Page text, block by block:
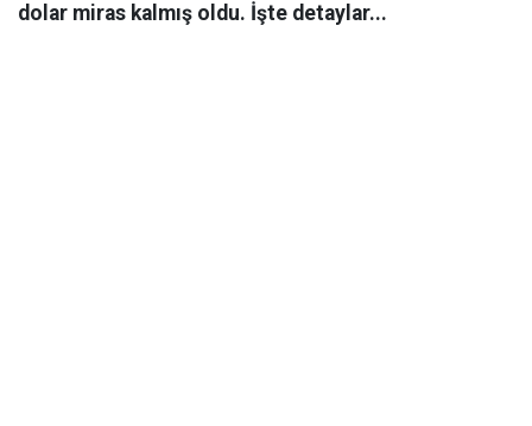
dolar miras kalmış oldu. İşte detaylar...